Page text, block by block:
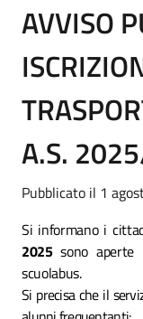
AVVISO
A.S.
Pubblicato il 1
Si informano i
2025sono aperte
scuolabus.
Si precisa che il